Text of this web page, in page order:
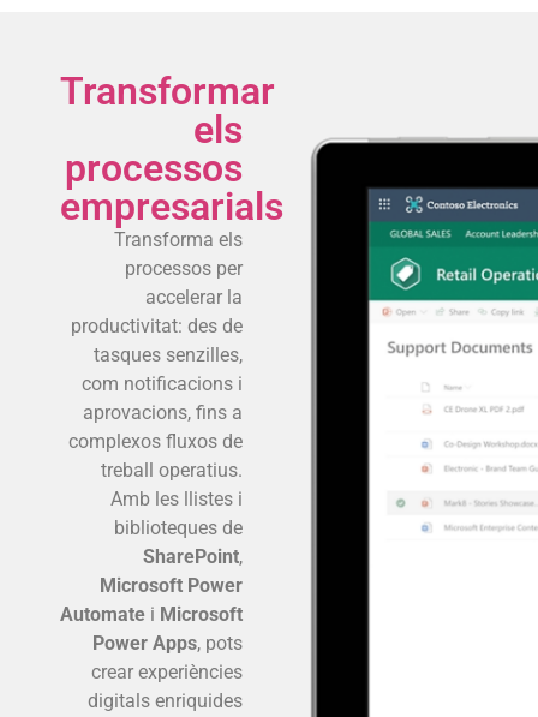
Transformar
els
processos
empresarials
Transforma els
processos per
accelerar la
productivitat: des de
tasques senzilles,
com notificacions i
aprovacions, fins a
complexos fluxos de
treball operatius.
Amb les llistes i
biblioteques de
SharePoint,
Microsoft Power
Automate i Microsoft
Power Apps, pots
crear experiències
digitals enriquides